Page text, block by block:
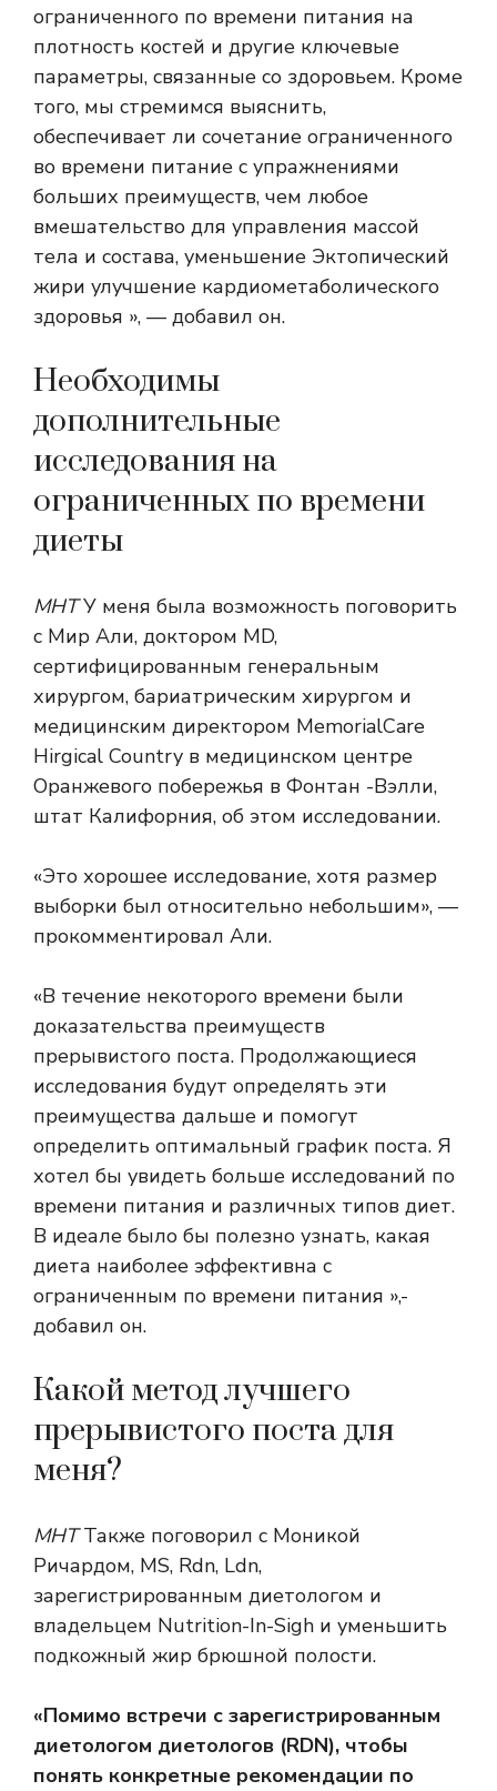
ограниченного по времени питания на
плотность костей и другие ключевые
параметры, связанные со здоровьем. Кроме
того, мы стремимся выяснить,
обеспечивает ли сочетание ограниченного
во времени питание с упражнениями
больших преимуществ, чем любое
вмешательство для управления массой
тела и состава, уменьшение Эктопический
жири улучшение кардиометаболического
здоровья », — добавил он.
Необходимы
дополнительные
исследования на
ограниченных по времени
диеты
МНТУ меня была возможность поговорить
с Мир Али, доктором MD,
сертифицированным генеральным
хирургом, бариатрическим хирургом и
медицинским директором MemorialCare
Hirgical Country в медицинском центре
Оранжевого побережья в Фонтан -Вэлли,
штат Калифорния, об этом исследовании.
«Это хорошее исследование, хотя размер
выборки был относительно небольшим», —
прокомментировал Али.
«В течение некоторого времени были
доказательства преимуществ
прерывистого поста. Продолжающиеся
исследования будут определять эти
преимущества дальше и помогут
определить оптимальный график поста. Я
хотел бы увидеть больше исследований по
времени питания и различных типов диет.
В идеале было бы полезно узнать, какая
диета наиболее эффективна с
ограниченным по времени питания »,-
добавил он.
Какой метод лучшего
прерывистого поста для
меня?
МНТТакже поговорил с Моникой
Ричардом, MS, Rdn, Ldn,
зарегистрированным диетологом и
владельцем Nutrition-In-Sigh и уменьшить
подкожный жир брюшной полости.
«Помимо встречи с зарегистрированным
диетологом диетологов (RDN), чтобы
понять конкретные рекомендации по